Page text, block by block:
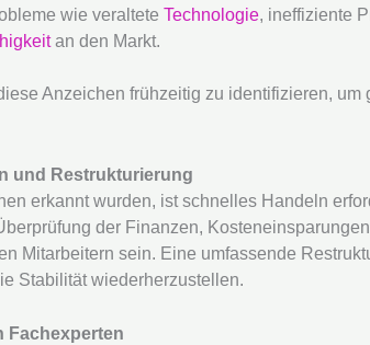
wie veraltete Technologie, ineffiziente
an den Markt.
Anzeichen frühzeitig zu identifizieren,
und Restrukturierung
erkannt wurden, ist schnelles Handeln
der Finanzen,
Mitarbeitern sein. Eine umfassende
Stabilität wiederherzustellen.
Fachexperten